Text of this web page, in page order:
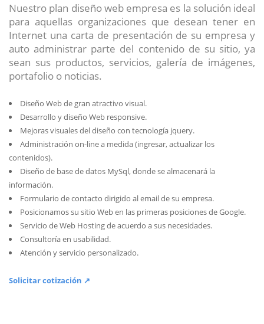
Nuestro plan diseño web empresa es la solución ideal
para aquellas organizaciones que desean tener en
Internet una carta de presentación de su empresa y
auto administrar parte del contenido de su sitio, ya
sean sus productos, servicios, galería de imágenes,
portafolio o noticias.
Diseño Web de gran atractivo visual.
Desarrollo y diseño Web responsive.
Mejoras visuales del diseño con tecnología jquery.
Administración on-line a medida (ingresar, actualizar los
contenidos).
Diseño de base de datos MySql, donde se almacenará la
información.
Formulario de contacto dirigido al email de su empresa.
Posicionamos su sitio Web en las primeras posiciones de Google.
Servicio de Web Hosting de acuerdo a sus necesidades.
Consultoría en usabilidad.
Atención y servicio personalizado.
Solicitar cotización ↗